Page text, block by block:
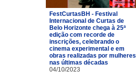
FestCurtasBH - Festival
Internacional de Curtas de
Belo Horizonte chega à 25ª
edição com recorde de
inscrições, celebrando o
cinema experimental e em
obras realizadas por mulheres
nas últimas décadas
04/10/2023